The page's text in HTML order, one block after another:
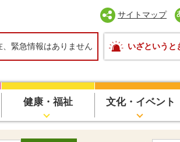
サイトマップ
、緊急情報はありません いざというと
健康・福祉 文化・イベント